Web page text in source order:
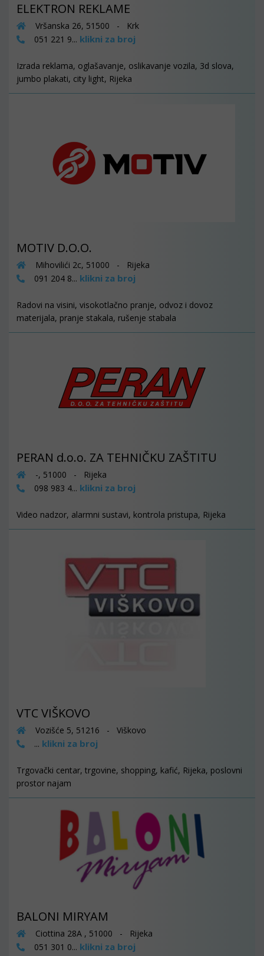
ELEKTRON REKLAME
Vršanska 26, 51500 - Krk
051 221 9... klikni za broj
Izrada reklama, oglašavanje, oslikavanje vozila, 3d slova,
jumbo plakati, city light, Rijeka
MOTIV D.O.O.
Mihovilići 2c, 51000 - Rijeka
091 204 8... klikni za broj
Radovi na visini, visokotlačno pranje, odvoz i dovoz
materijala, pranje stakala, rušenje stabala
PERAN d.o.o. ZA TEHNIČKU ZAŠTITU
-, 51000 - Rijeka
098 983 4... klikni za broj
Video nadzor, alarmni sustavi, kontrola pristupa, Rijeka
VTC VIŠKOVO
Vozišće 5, 51216 - Viškovo
... klikni za broj
Trgovački centar, trgovine, shopping, kafić, Rijeka, poslovni
prostor najam
BALONI MIRYAM
Ciottina 28A , 51000 - Rijeka
051 301 0... klikni za broj